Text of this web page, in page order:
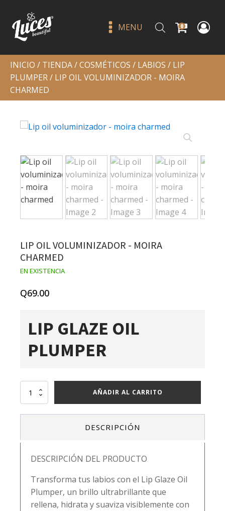
MENU 0
INICIO / TIENDA/COSMÉTICOS / LABIOS / LIP
PLUMPER/ LIP OIL VOLUMINIZADOR - MOIRA
CHARMED
LIP OIL VOLUMINIZADOR - MOIRA
CHARMED
EN EXISTENCIA
Q69.00
LIP GLAZE OIL
PLUMPER
AÑADIR AL CARRITO
DESCRIPCIÓN
DESCRIPCIÓN DEL PRODUCTO
Transforma tus labios con el Lip Glaze Oil
Plumper, un brillo ultrabrillante que
rellena, hidrata y suaviza visiblemente con
WHIPPED - 11 ULTRA DAZZLE
LIPGLOSS
Q49.00 + ADD